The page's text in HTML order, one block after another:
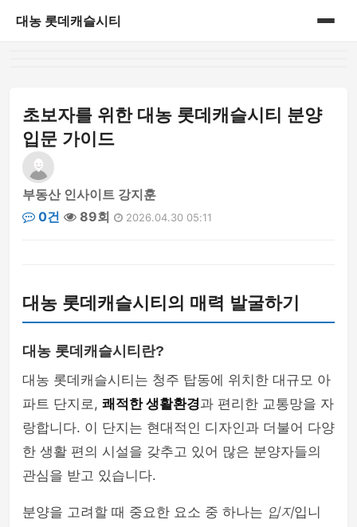
대농 롯데캐슬시티
초보자를 위한 대농 롯데캐슬시티 분양
입문 가이드
부동산 인사이트 강지훈
0건
89회 2026.04.30 05:11
대농 롯데캐슬시티의 매력 발굴하기
대농 롯데캐슬시티란?
대농 롯데캐슬시티는 청주 탑동에 위치한 대규모 아
파트 단지로, 쾌적한 생활환경과 편리한 교통망을 자
랑합니다. 이 단지는 현대적인 디자인과 더불어 다양
한 생활 편의 시설을 갖추고 있어 많은 분양자들의
관심을 받고 있습니다.
분양을 고려할 때 중요한 요소 중 하나는 입지입니